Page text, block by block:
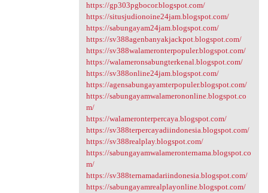
https://gp303pgbocor.blogspot.com/
https://situsjudionoine24jam.blogspot.com/
https://sabungayam24jam.blogspot.com/
https://sv388agenbanyakjackpot.blogspot.com/
https://sv388walameronterpopuler.blogspot.com/
https://walameronsabungterkenal.blogspot.com/
https://sv388online24jam.blogspot.com/
https://agensabungayamterpopuler.blogspot.com/
https://sabungayamwalamerononline.blogspot.co
m/
https://walameronterpercaya.blogspot.com/
https://sv388terpercayadiindonesia.blogspot.com/
https://sv388realplay.blogspot.com/
https://sabungayamwalameronternama.blogspot.co
m/
https://sv388ternamadariindonesia.blogspot.com/
https://sabungayamrealplayonline.blogspot.com/